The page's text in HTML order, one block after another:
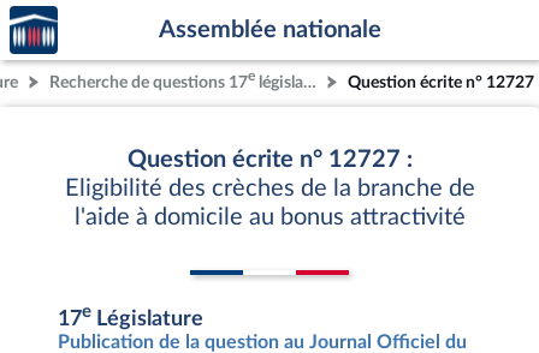
Aller au contenu
Aller en bas de la page
Accèder
à la
page
d'accueil
Assemblée nationale
Recherche de questions 17e législature Question écrite n° 12727
Question écrite n° 12727 :
Eligibilité des crèches de la branche de
l'aide à domicile au bonus attractivité
17e Législature
Publication de la question au Journal Officiel du